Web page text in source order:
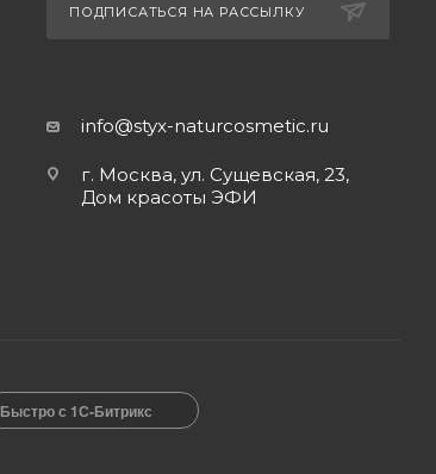
ПОДПИСАТЬСЯ НА РАССЫЛКУ
info@styx-naturcosmetic.ru
г. Москва, ул. Сущевская, 23,
Дом красоты ЭФИ
Быстро с 1С-Битрикс